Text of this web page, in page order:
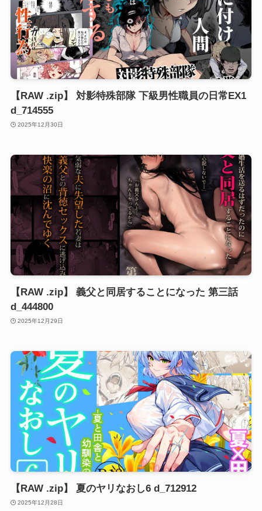
【RAW .zip】 対影特殊部隊 下級男性職員の日常EX1
d_714555
2025年12月30日
【RAW .zip】 義父と同居することになった 第三話
d_444800
2025年12月29日
【RAW .zip】 夏のヤリなおし6 d_712912
2025年12月28日